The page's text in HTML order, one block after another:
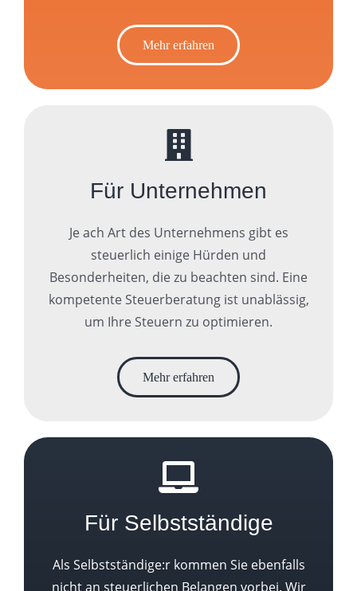
Mehr erfahren
Für Unternehmen
Je ach Art des Unternehmens gibt es
steuerlich einige Hürden und
Besonderheiten, die zu beachten sind. Eine
kompetente Steuerberatung ist unablässig,
um Ihre Steuern zu optimieren.
Mehr erfahren
Für Selbstständige
Als Selbstständige:r kommen Sie ebenfalls
nicht an steuerlichen Belangen vorbei. Wir